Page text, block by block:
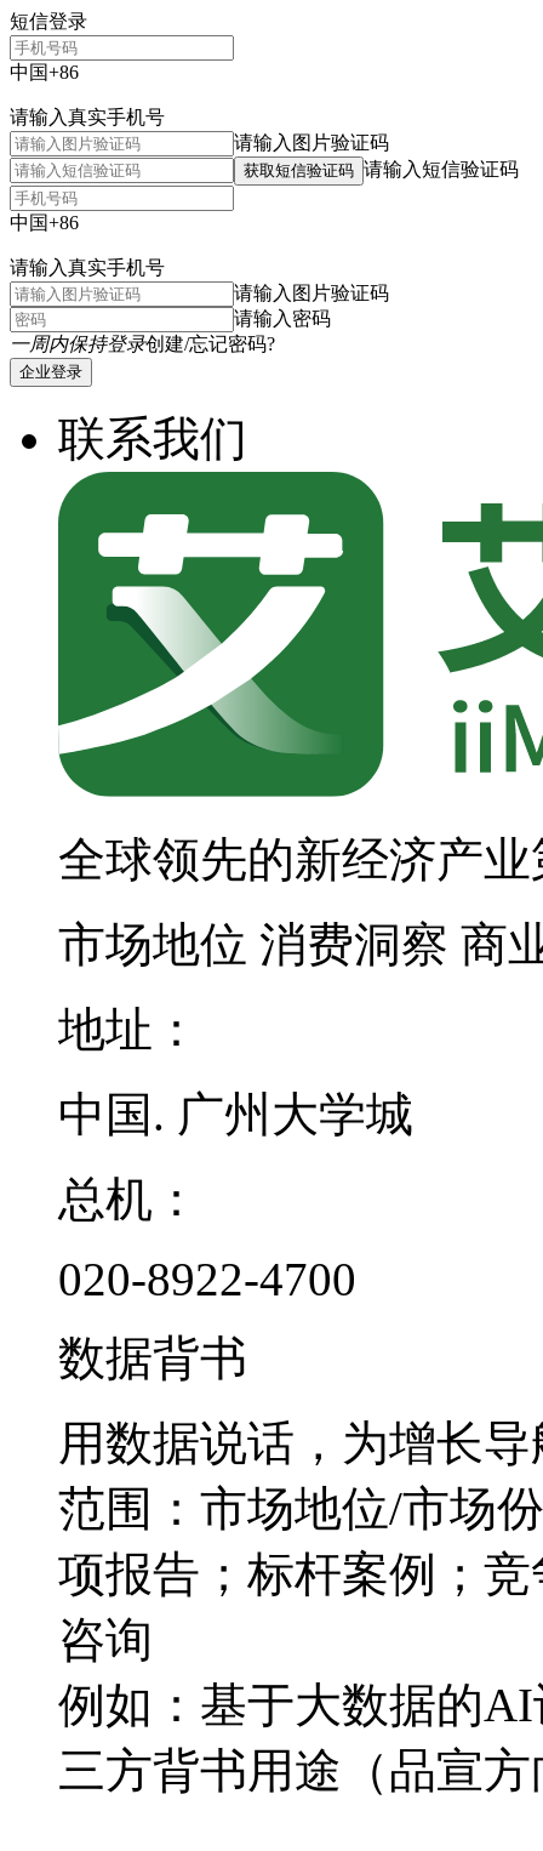
短信登录
中国+86
请输入真实手机号
请输入图片验证码
获取短信验证码 请输入短信验证码
中国+86
请输入真实手机号
请输入图片验证码
请输入密码
一周内保持登录创建/忘记密码?
企业登录
联系我们
全球领先的新经济产
市场地位 消费洞察 商
地址：
中国. 广州大学城
总机：
020-8922-4700
数据背书
用数据说话，为增长导
范围：市场地位/市场
项报告；标杆案例；
咨询
例如：基于大数据的
三方背书用途（品宣